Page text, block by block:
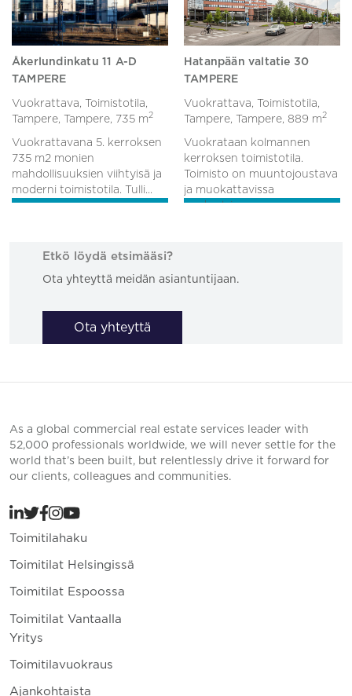
Åkerlundinkatu 11 A-D
TAMPERE
Vuokrattava, Toimistotila,
Tampere, Tampere, 735 m2
Vuokrattavana 5. kerroksen
735 m2 monien
mahdollisuuksien viihtyisä ja
moderni toimistotila. Tulli...
Hatanpään valtatie 30
TAMPERE
Vuokrattava, Toimistotila,
Tampere, Tampere, 889 m2
Vuokrataan kolmannen
kerroksen toimistotila.
Toimisto on muuntojoustava
ja muokattavissa
vuokralaise...
Etkö löydä etsimääsi?
Ota yhteyttä meidän asiantuntijaan.
Ota yhteyttä
As a global commercial real estate services leader with
52,000 professionals worldwide, we will never settle for the
world that’s been built, but relentlessly drive it forward for
our clients, colleagues and communities.
Toimitilahaku
Toimitilat Helsingissä
Toimitilat Espoossa
Toimitilat Vantaalla
Yritys
Toimitilavuokraus
Ajankohtaista